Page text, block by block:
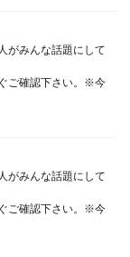
がみんな話題にして
ご確認下さい。※今
がみんな話題にして
ご確認下さい。※今